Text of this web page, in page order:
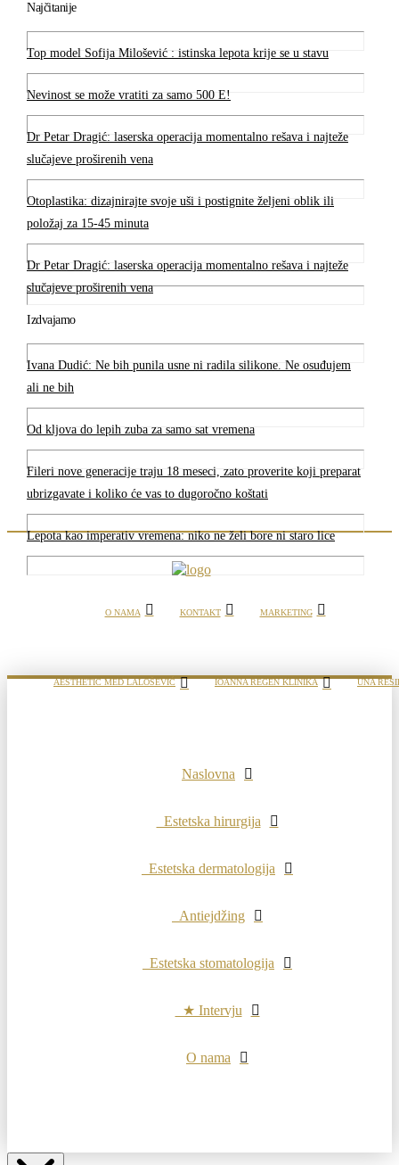
Najčitanije
Top model Sofija Milošević : istinska lepota krije se u stavu
Nevinost se može vratiti za samo 500 E!
Dr Petar Dragić: laserska operacija momentalno rešava i najteže
slučajeve proširenih vena
Otoplastika: dizajnirajte svoje uši i postignite željeni oblik ili
položaj za 15-45 minuta
Dr Petar Dragić: laserska operacija momentalno rešava i najteže
slučajeve proširenih vena
Izdvajamo
Ivana Dudić: Ne bih punila usne ni radila silikone. Ne osuđujem
ali ne bih
Od kljova do lepih zuba za samo sat vremena
Fileri nove generacije traju 18 meseci, zato proverite koji preparat
ubrizgavate i koliko će vas to dugoročno koštati
Lepota kao imperativ vremena: niko ne želi bore ni staro lice
O NAMA KONTAKT MARKETING
AESTHETIC MED LALOŠEVIĆ IOANNA REGEN KLINIKA UNA
Naslovna
Estetska hirurgija
Estetska dermatologija
Antiejdžing
Estetska stomatologija
★ Intervju
O nama